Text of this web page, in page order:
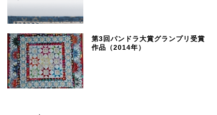
第3回パンドラ大賞グランプリ受賞
作品（2014年）